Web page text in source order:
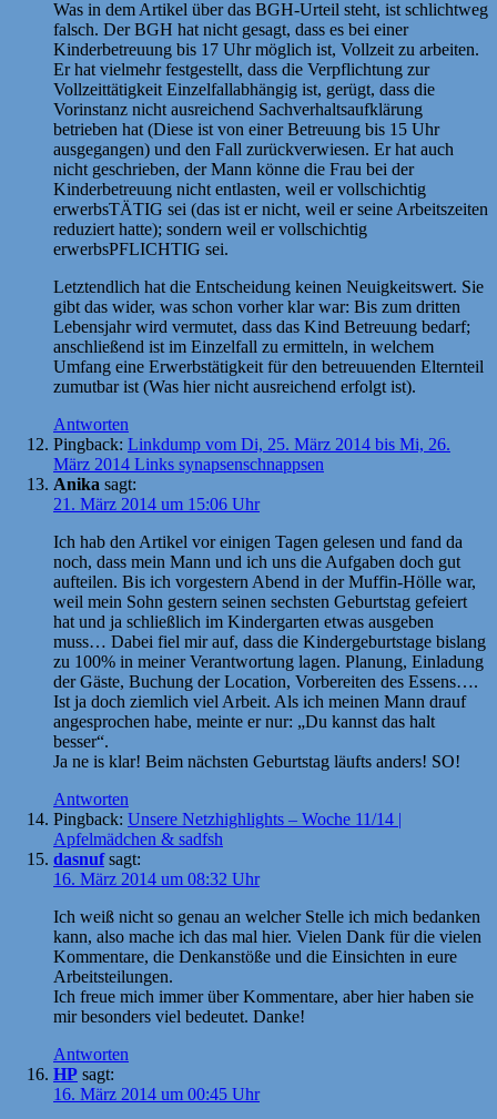
Was in dem Artikel über das BGH-Urteil steht, ist schlichtweg
falsch. Der BGH hat nicht gesagt, dass es bei einer
Kinderbetreuung bis 17 Uhr möglich ist, Vollzeit zu arbeiten.
Er hat vielmehr festgestellt, dass die Verpflichtung zur
Vollzeittätigkeit Einzelfallabhängig ist, gerügt, dass die
Vorinstanz nicht ausreichend Sachverhaltsaufklärung
betrieben hat (Diese ist von einer Betreuung bis 15 Uhr
ausgegangen) und den Fall zurückverwiesen. Er hat auch
nicht geschrieben, der Mann könne die Frau bei der
Kinderbetreuung nicht entlasten, weil er vollschichtig
erwerbsTÄTIG sei (das ist er nicht, weil er seine Arbeitszeiten
reduziert hatte); sondern weil er vollschichtig
erwerbsPFLICHTIG sei.
Letztendlich hat die Entscheidung keinen Neuigkeitswert. Sie
gibt das wider, was schon vorher klar war: Bis zum dritten
Lebensjahr wird vermutet, dass das Kind Betreuung bedarf;
anschließend ist im Einzelfall zu ermitteln, in welchem
Umfang eine Erwerbstätigkeit für den betreuuenden Elternteil
zumutbar ist (Was hier nicht ausreichend erfolgt ist).
Antworten
Pingback: Linkdump vom Di, 25. März 2014 bis Mi, 26.
März 2014 Links synapsenschnappsen
Anika sagt:
21. März 2014 um 15:06 Uhr
Ich hab den Artikel vor einigen Tagen gelesen und fand da
noch, dass mein Mann und ich uns die Aufgaben doch gut
aufteilen. Bis ich vorgestern Abend in der Muffin-Hölle war,
weil mein Sohn gestern seinen sechsten Geburtstag gefeiert
hat und ja schließlich im Kindergarten etwas ausgeben
muss… Dabei fiel mir auf, dass die Kindergeburtstage bislang
zu 100% in meiner Verantwortung lagen. Planung, Einladung
der Gäste, Buchung der Location, Vorbereiten des Essens….
Ist ja doch ziemlich viel Arbeit. Als ich meinen Mann drauf
angesprochen habe, meinte er nur: „Du kannst das halt
besser“.
Ja ne is klar! Beim nächsten Geburtstag läufts anders! SO!
Antworten
Pingback: Unsere Netzhighlights – Woche 11/14 |
Apfelmädchen & sadfsh
dasnuf sagt:
16. März 2014 um 08:32 Uhr
Ich weiß nicht so genau an welcher Stelle ich mich bedanken
kann, also mache ich das mal hier. Vielen Dank für die vielen
Kommentare, die Denkanstöße und die Einsichten in eure
Arbeitsteilungen.
Ich freue mich immer über Kommentare, aber hier haben sie
mir besonders viel bedeutet. Danke!
Antworten
HP sagt:
16. März 2014 um 00:45 Uhr